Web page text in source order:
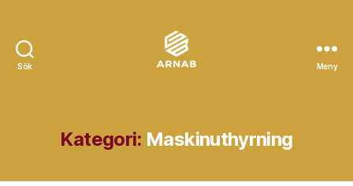
Sök Meny
Kategori: Maskinuthyrning